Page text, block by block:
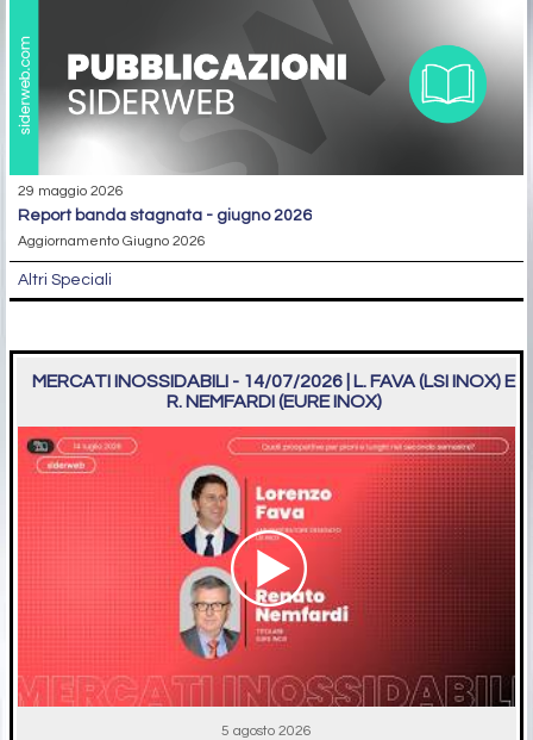
29 maggio 2026
report banda stagnata - giugno 2026
Aggiornamento Giugno 2026
Altri Speciali
MERCATI INOSSIDABILI - 14/07/2026 | L. FAVA (LSI INOX) E
R. NEMFARDI (EURE INOX)
5 agosto 2026